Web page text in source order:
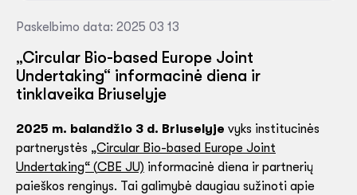
Paskelbimo data: 2025 03 13
„Circular Bio-based Europe Joint
Undertaking“ informacinė diena ir
tinklaveika Briuselyje
2025 m. balandžio 3 d. Briuselyje vyks institucinės
partnerystės „Circular Bio-based Europe Joint
Undertaking“ (CBE JU) informacinė diena ir partnerių
paieškos renginys. Tai galimybė daugiau sužinoti apie